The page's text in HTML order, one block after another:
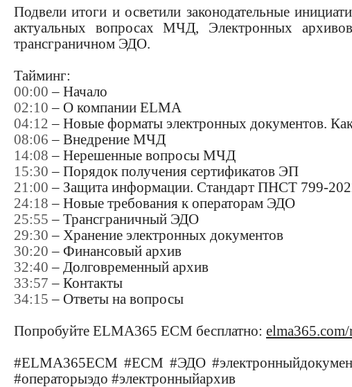
Подвели итоги и осветили законодательные
актуальных вопросах МЧД, Электронных
трансграничном ЭДО.
Тайминг:
00:00 – Начало
02:10 – О компании ELMA
04:12 – Новые форматы электронных документов.
08:06 – Внедрение МЧД
14:08 – Нерешенные вопросы МЧД
15:30 – Порядок получения сертификатов ЭП
21:00 – Защита информации. Стандарт ПНСТ 799-
24:18 – Новые требования к операторам ЭДО
25:55 – Трансграничный ЭДО
29:30 – Хранение электронных документов
30:20 – Финансовый архив
32:40 – Долговременный архив
33:57 – Контакты
34:15 – Ответы на вопросы
Попробуйте ELMA365 ECM бесплатно:
#ELMA365ECM #ECM #ЭДО
#операторыэдо #электронныйархив